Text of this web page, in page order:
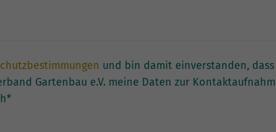
und bin damit einverstanden,
Gartenbau e.V. meine Daten zur